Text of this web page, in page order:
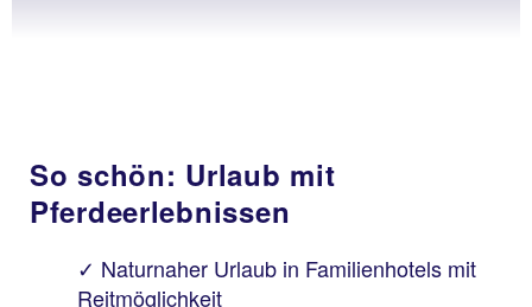
So schön: Urlaub mit
Pferdeerlebnissen
Naturnaher Urlaub in Familienhotels mit
Reitmöglichkeit